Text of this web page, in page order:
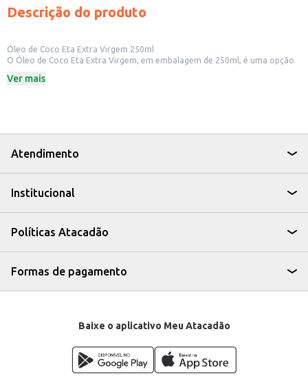
Descrição do produto
Óleo de Coco Eta Extra Virgem 250ml
O Óleo de Coco Eta Extra Virgem, em embalagem de 250ml, é uma opção
frescos, este óleo preserva as características naturais do coco, podendo ser
Uma alternativa para substituir outros óleos vegetais em suas receitas.
Pode ser usado em preparações de cosméticos caseiros.
O Óleo de Coco Eta Extra Virgem é uma escolha que combina praticidade e
Ver mais
Atendimento
Institucional
Políticas Atacadão
Formas de pagamento
Baixe o aplicativo Meu Atacadão